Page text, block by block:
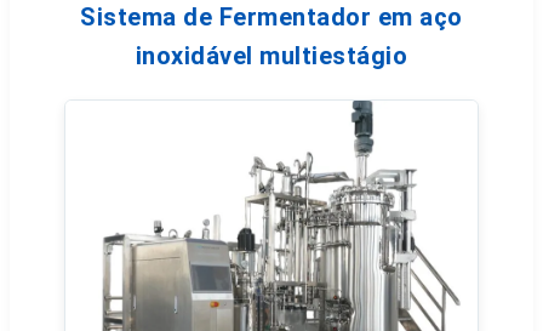
Sistema de Fermentador em aço
inoxidável multiestágio